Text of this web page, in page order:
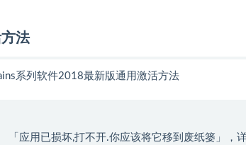
法
系列软件2018最新版通用激活方法
「应用已损坏,打不开.你应该将它移到废纸篓」，